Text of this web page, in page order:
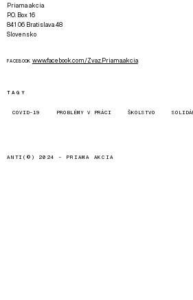
Priama akcia
P.O. Box 16
841 06 Bratislava 48
Slovensko
FACEBOOK www.facebook.com/Zvaz.Priama.akcia
TAGY
COVID-19 PROBLÉMY V PRÁCI ŠKOLSTVO
ANTI(©) 2024 - PRIAMA AKCIA